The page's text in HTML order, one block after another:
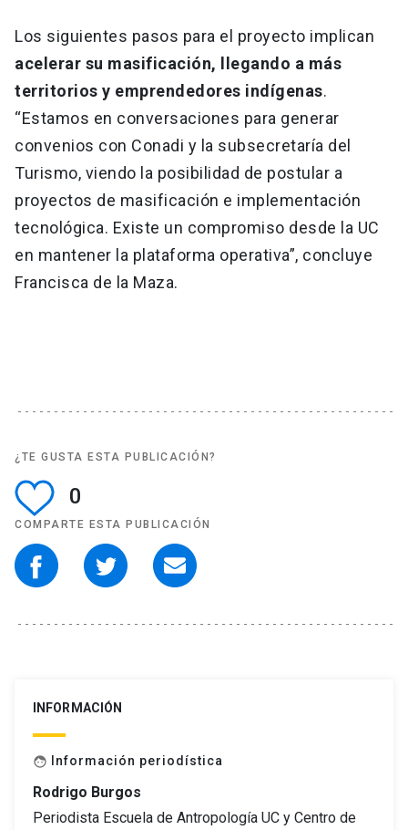
Los siguientes pasos para el proyecto implican
acelerar su masificación, llegando a más
territorios y emprendedores indígenas.
“Estamos en conversaciones para generar
convenios con Conadi y la subsecretaría del
Turismo, viendo la posibilidad de postular a
proyectos de masificación e implementación
tecnológica. Existe un compromiso desde la UC
en mantener la plataforma operativa”, concluye
Francisca de la Maza.
¿TE GUSTA ESTA PUBLICACIÓN?
0
COMPARTE ESTA PUBLICACIÓN
INFORMACIÓN
face Información periodística
Rodrigo Burgos
Periodista Escuela de Antropología UC y Centro de